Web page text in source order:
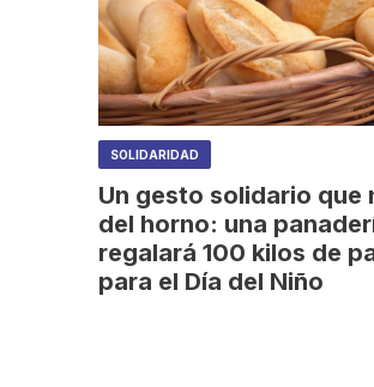
SOLIDARIDAD
Un gesto solidario que
del horno: una
regalará 100 kilos de
para el Día del Niño